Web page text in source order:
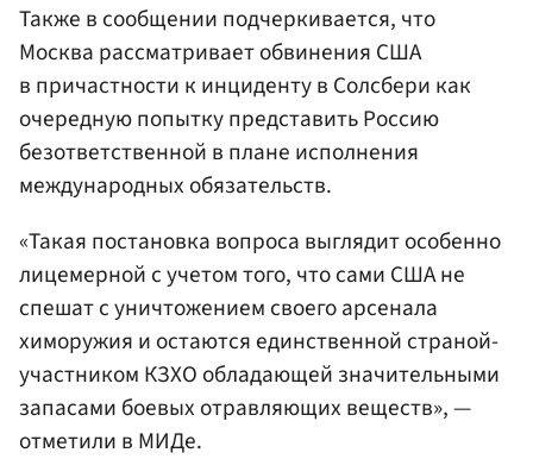
Также в сообщении подчеркивается, что
Москва рассматривает обвинения США
в причастности к инциденту в Солсбери как
очередную попытку представить Россию
безответственной в плане исполнения
международных обязательств.
«Такая постановка вопроса выглядит особенно
лицемерной с учетом того, что сами США не
спешат с уничтожением своего арсенала
химоружия и остаются единственной страной-
участником КЗХО обладающей значительными
запасами боевых отравляющих веществ», —
отметили в МИДе.